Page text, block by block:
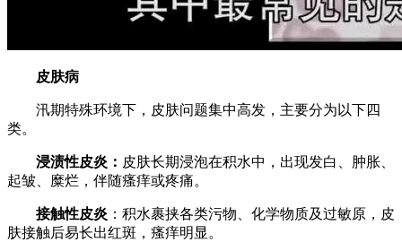
皮肤病
汛期特殊环境下，皮肤问题集中高发，主要分为以下四
类。
浸渍性皮炎： 皮肤长期浸泡在积水中，出现发白、肿胀、
起皱、糜烂，伴随瘙痒或疼痛。
接触性皮炎 ：积水裹挟各类污物、化学物质及过敏原，皮
肤接触后易长出红斑，瘙痒明显。